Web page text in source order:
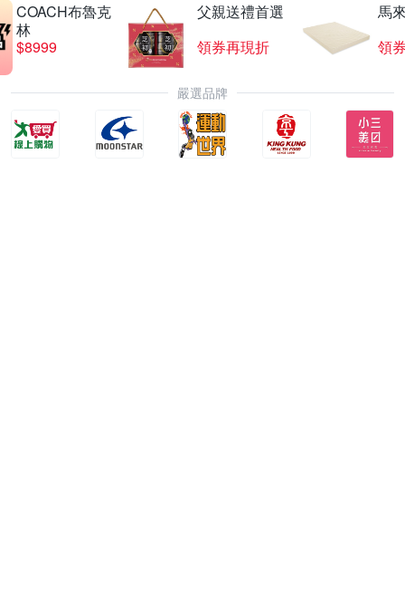
COACH布魯克
林
$8999
父親送禮首選
領券再現折
馬
領
嚴選品牌